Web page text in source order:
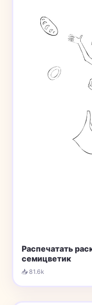
Распечатать
семицветик
📥 81.6k